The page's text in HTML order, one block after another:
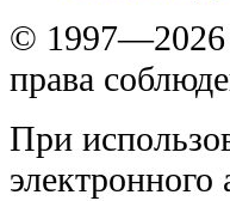
© 1997—2026
права
При
электронного